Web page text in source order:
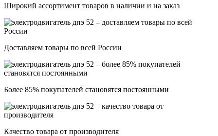
Широкий ассортимент товаров в наличии и на заказ
Доставляем товары по всей России
Более 85% покупателей становятся постоянными
Качество товара от производителя